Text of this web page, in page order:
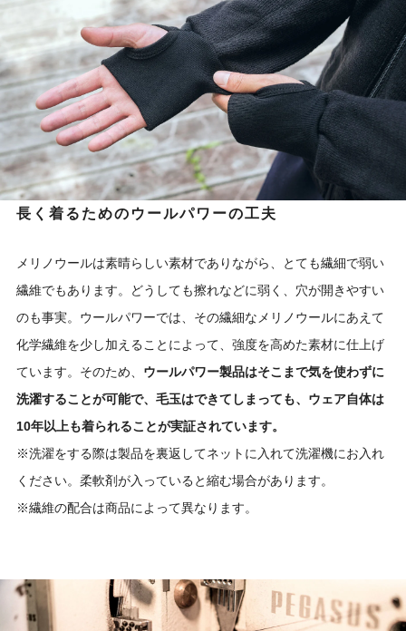
長く着るためのウールパワーの工夫
メリノウールは素晴らしい素材でありながら、とても繊細で弱い
繊維でもあります。どうしても擦れなどに弱く、穴が開きやすい
のも事実。ウールパワーでは、その繊細なメリノウールにあえて
化学繊維を少し加えることによって、強度を高めた素材に仕上げ
ています。そのため、 ウールパワー製品はそこまで気を使わずに
洗濯することが可能で、毛玉はできてしまっても、ウェア自体は
10年以上も着られることが実証されています。
※洗濯をする際は製品を裏返してネットに入れて洗濯機にお入れ
ください。柔軟剤が入っていると縮む場合があります。
※繊維の配合は商品によって異なります。